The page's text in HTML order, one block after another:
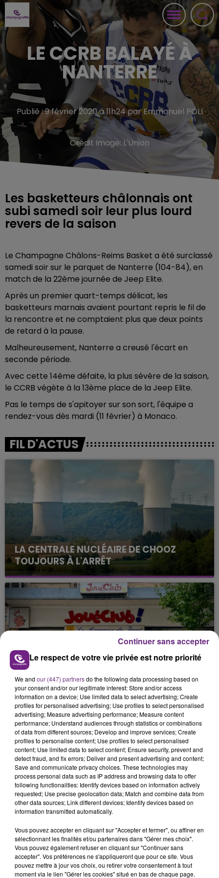
LE CCRB BALAYÉ À
NANTERRE
Publié : 9 février 2020 à 11h24 par Emmanuel POLI
Crédit image: L'Union
Les basketteurs châlonnais ont
subi samedi soir leur plus lourd
revers de la saison
Le Champagne Châlons-Reims Basket a été surclassé
samedi soir sur le parquet de Nanterre (104-84), en
match de la 22ème journée de Jeep Elite.
Après un premier quart-temps délicat, les
basketteurs marnais avaient pourtant repris le fil de
la rencontre et ne comptaient plus que deux points
de retard à la pause.
Malheureusement, Nanterre a creusé l'écart en
seconde période.
Avec cette 14ème défaite, la plus sévère de la saison,
le CCRB végète à la 13ème place de la Jeep Elite.
Pas le temps de s'apitoyer sur son sort, l'équipe a
rendez-vous dès mardi (11 février) à Monaco.
FIL D'ACTUS
LA CENTRALE NUCLÉAIRE DE CHOOZ
TOUJOURS À L'ARRÊT
Cela fait déjà une semaine que la centrale
nucléaire ardennaise est à l'arrêt. Une situation
justifiée par la sécheresse intense qui est toujours
présente.
LE MAGASIN JOUÉCLUB DE REIMS FERME
SES PORTES
C'était l'une des institutions du centre-ville
rémois. Le magasin JouéClub est contraint de
fermer ses portes.
TITRES DIFFUSÉS
19h12
19h12
OPHELIE WINTER
Dieu M'a Donne La Foi
19h08
19h08
AVRIL LAVIGNE
Complicated
Le respect de votre vie privée est notre priorité
We and our (447) partnersdo the following data processing based on
your consent and/or our legitimate interest: Store and/or access
information on a device; Use limited data to select advertising; Create
profiles for personalised advertising; Use profiles to select personalised
advertising; Measure advertising performance; Measure content
performance; Understand audiences through statistics or combinations
of data from different sources; Develop and improve services; Create
profiles to personalise content; Use profiles to select personalised
content; Use limited data to select content; Ensure security, prevent and
detect fraud, and fix errors; Deliver and present advertising and content;
Save and communicate privacy choices. These technologies may
process personal data such as IP address and browsing data to offer
following functionalities: Identify devices based on information actively
requested; Use precise geolocation data; Match and combine data from
other data sources; Link different devices; Identify devices based on
information transmitted automatically.
Vous pouvez accepter en cliquant sur "Accepter et fermer", ou affiner en
sélectionnant les finalités et/ou partenaires dans "Gérer mes choix".
Vous pouvez également refuser en cliquant sur "Continuer sans
accepter". Vos préférences ne s'appliqueront que pour ce site. Vous
pouvez mettre à jour vos choix, ou retirer votre consentement à tout
moment via le lien "Gérer les cookies" situé en bas de chaque page.
Continuer sans accepter